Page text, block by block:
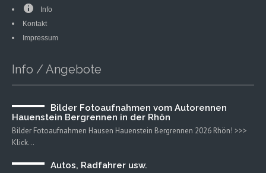
Info
Kontakt
Impressum
Info / Angebote
Bilder Fotoaufnahmen vom Autorennen
Hauenstein Bergrennen in der Rhön
Bilder Fotoaufnahmen Hausen Hauenstein Bergrennen 2026 Rhön! >>>
Klick…
Autos, Radfahrer usw.